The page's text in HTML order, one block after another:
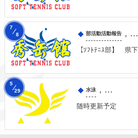
部活動活動報告 , …
【ｿﾌﾄﾃﾆｽ部】 県
7
8
水泳 , …
随時更新予定
5
29